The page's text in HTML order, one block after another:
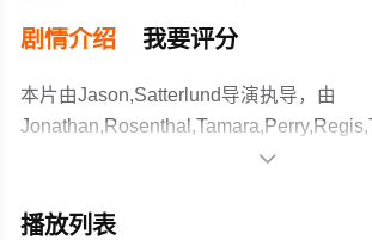
剧情介绍 我要评分
本片由Jason,Satterlund导演执导，由
演，故事情节跌岩起伏、扣人心弦，领广
his physical and mental limits as he

播放列表